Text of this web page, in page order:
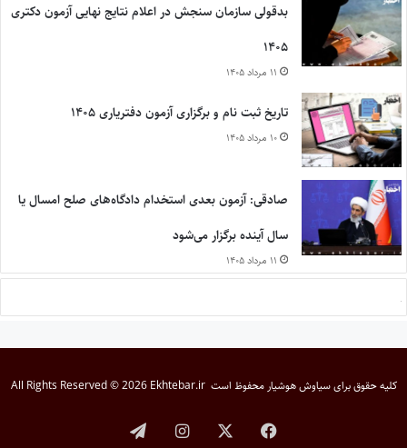
بدقولی سازمان سنجش در اعلام نتایج نهایی آزمون دکتری
۱۴۰۵
۱۱ مرداد ۱۴۰۵
تاریخ ثبت نام و برگزاری آزمون دفتریاری ۱۴۰۵
۱۰ مرداد ۱۴۰۵
صادقی: آزمون بعدی استخدام دادگاه‌های صلح امسال یا
سال آینده برگزار می‌شود
۱۱ مرداد ۱۴۰۵
کلیه حقوق برایسیاوش هوشیار محفوظ است All Rights Reserved © 2026 Ekhtebar.ir